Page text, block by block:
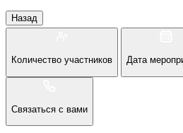
Назад
Количество участников Дата
Связаться с вами